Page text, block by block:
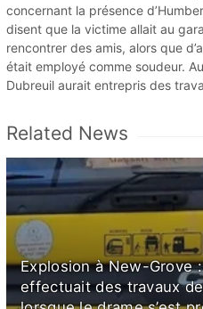
concernant la présence
disent que la victime allait au
rencontrer des amis, alors que
était employé comme soudeur.
Dubreuil aurait entrepris des
Related News
Explosion à New-Grove
effectuait des travaux